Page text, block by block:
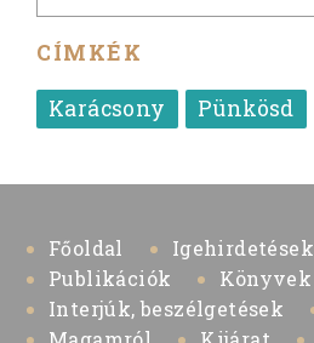
CÍMKÉK
Karácsony
Pünkösd
Főoldal
Igehirdetések
Publikációk
Könyvek
Interjúk, beszélgetések